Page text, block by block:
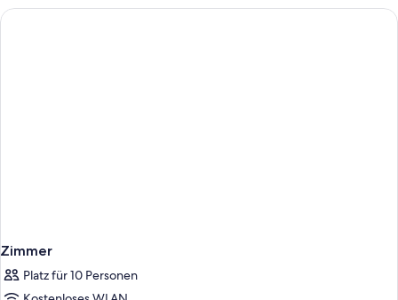
barrierearm
Zimmer
Platz für 10 Personen